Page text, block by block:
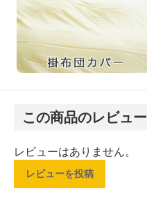
この商品のレビュー
レビューはありません。
レビューを投稿